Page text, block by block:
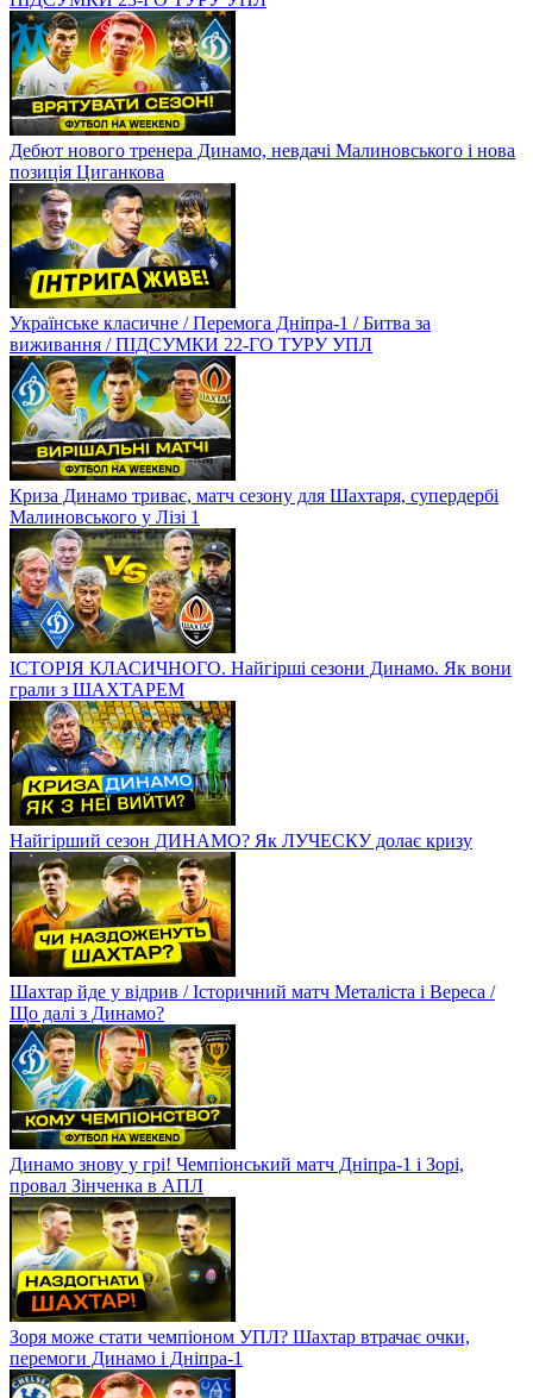
Дебют нового тренера Динамо, невдачі Малиновського і нова
позиція Циганкова
Українське класичне / Перемога Дніпра-1 / Битва за
виживання / ПІДСУМКИ 22-ГО ТУРУ УПЛ
Криза Динамо триває, матч сезону для Шахтаря, супердербі
Малиновського у Лізі 1
ІСТОРІЯ КЛАСИЧНОГО. Найгірші сезони Динамо. Як вони
грали з ШАХТАРЕМ
Найгірший сезон ДИНАМО? Як ЛУЧЕСКУ долає кризу
Шахтар йде у відрив / Історичний матч Металіста і Вереса /
Що далі з Динамо?
Динамо знову у грі! Чемпіонський матч Дніпра-1 і Зорі,
провал Зінченка в АПЛ
Зоря може стати чемпіоном УПЛ? Шахтар втрачає очки,
перемоги Динамо і Дніпра-1